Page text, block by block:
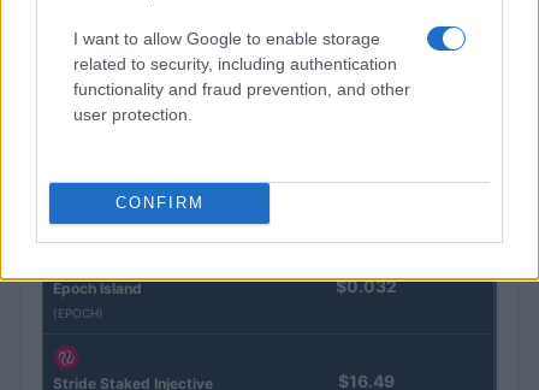
I want to allow Google to enable storage
related to security, including authentication
functionality and fraud prevention, and other
user protection.
CONFIRM
Kinza Babylon Staked
BTC
$83,270.00
Morpho Vault
$100,000,000,000,000.00
Epoch Island
(EPOCH)
$0.032
Stride Staked Injective $16.49